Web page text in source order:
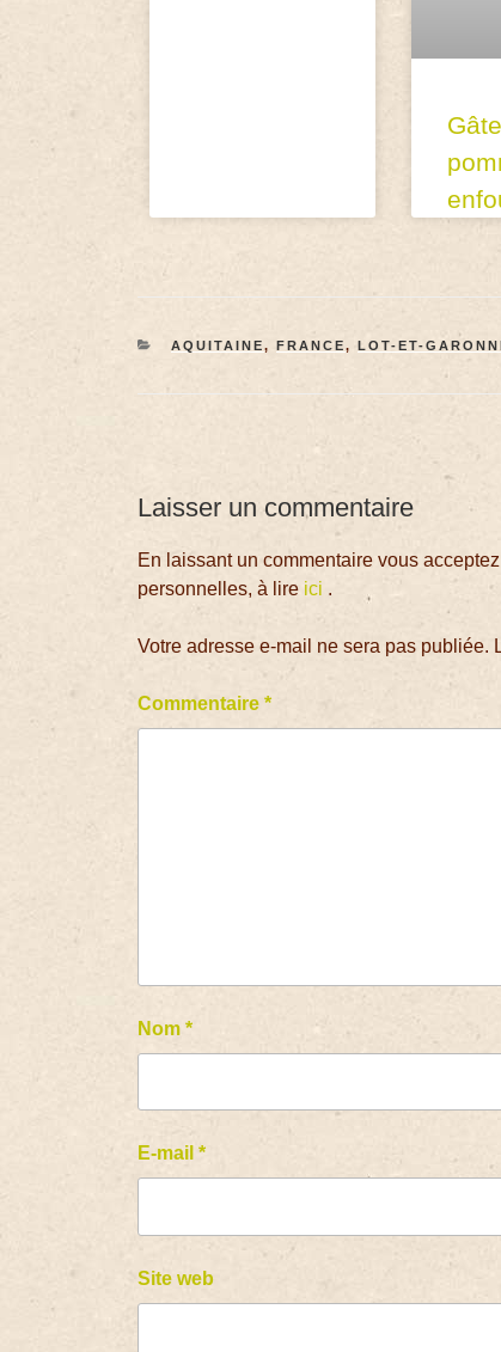
AQUITAINE, FRANCE, LOT-ET-
Laisser un commentaire
En laissant un commentaire vous
personnelles, à lire ici .
Votre adresse e-mail ne sera pas publiée.
Commentaire*
Nom*
E-mail*
Site web